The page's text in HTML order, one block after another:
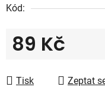
Kód:
89 Kč
Tisk
Zeptat